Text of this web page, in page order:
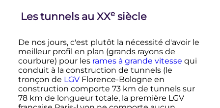
Les tunnels au XXe siècle
De nos jours, c'est plutôt la nécessité d'avoir le
meilleur profil en plan (grands rayons de
courbure) pour les rames à grande vitesse qui
conduit à la construction de tunnels (le
tronçon de LGVFlorence-Bologne en
construction comporte 73 km de tunnels sur
78 km de longueur totale, la première LGV